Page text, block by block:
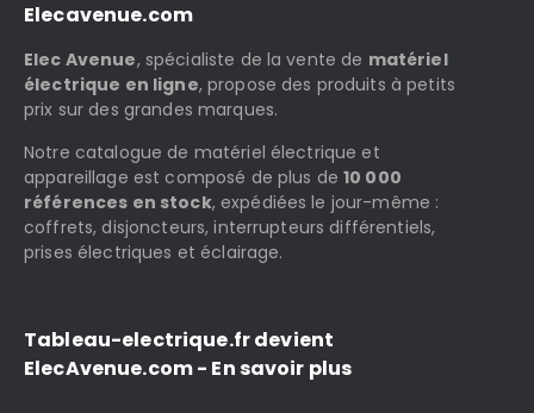
Elecavenue.com
Elec Avenue, spécialiste de la vente de matériel
électrique en ligne, propose des produits à petits
prix sur des grandes marques.
Notre catalogue de matériel électrique et
appareillage est composé de plus de10 000
références en stock, expédiées le jour-même :
coffrets, disjoncteurs, interrupteurs différentiels,
prises électriques et éclairage.
Tableau-electrique.fr devient
ElecAvenue.com - En savoir plus